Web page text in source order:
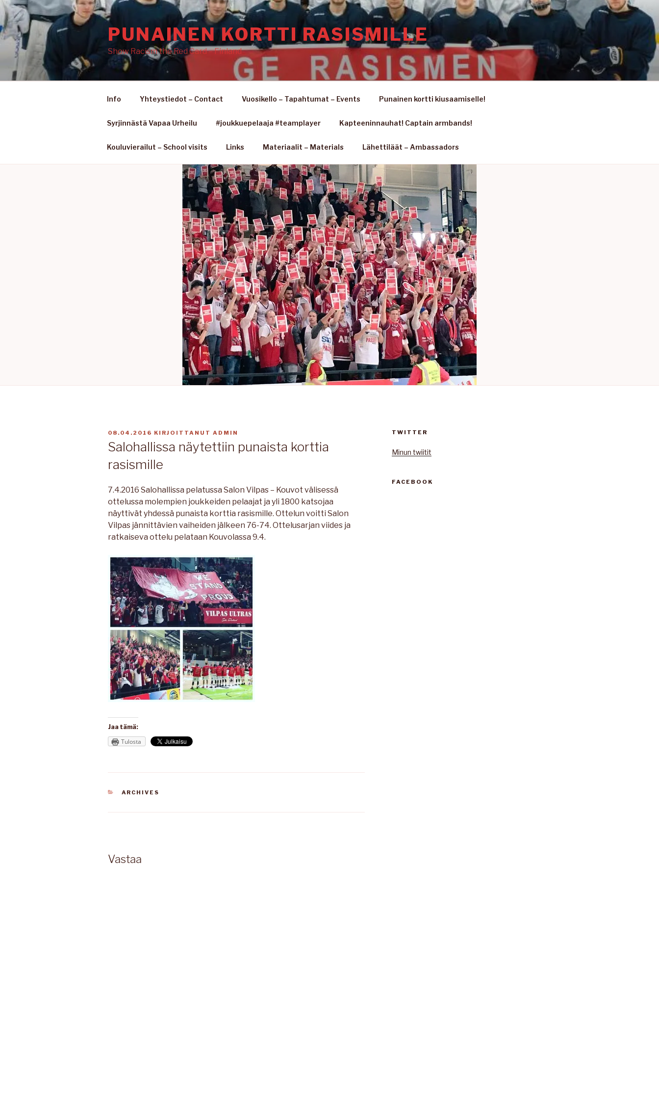
Siirry
sisältöön
PUNAINEN KORTTI RASISMILLE
Show Racism the Red Card – Finland
Info Yhteystiedot – Contact Vuosikello – Tapahtumat – Events Punainen kortti kiusaamiselle!
Syrjinnästä Vapaa Urheilu #joukkuepelaaja #teamplayer Kapteeninnauhat! Captain armbands!
Kouluvierailut – School visits Links Materiaalit – Materials Lähettiläät – Ambassadors
JULKAISTU
08.04.2016 KIRJOITTANUT ADMIN
Salohallissa näytettiin punaista korttia
rasismille
7.4.2016 Salohallissa pelatussa Salon Vilpas – Kouvot välisessä
ottelussa molempien joukkeiden pelaajat ja yli 1800 katsojaa
näyttivät yhdessä punaista korttia rasismille. Ottelun voitti Salon
Vilpas jännittävien vaiheiden jälkeen 76-74. Ottelusarjan viides ja
ratkaiseva ottelu pelataan Kouvolassa 9.4.
Jaa tämä:
Tulosta
KATEGORIAT
ARCHIVES
Vastaa
TWITTER
Minun twiitit
FACEBOOK